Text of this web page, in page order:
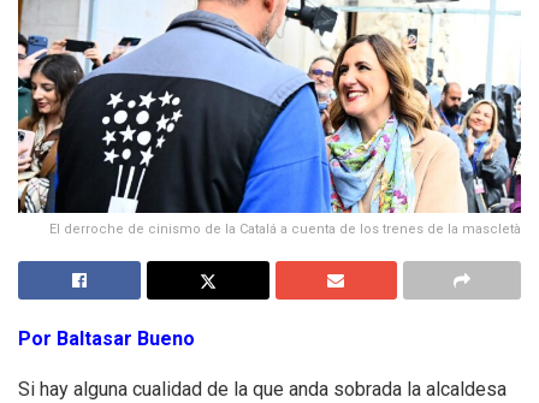
El derroche de cinismo de la Catalá a cuenta de los trenes de la mascletà
Por Baltasar Bueno
Si hay alguna cualidad de la que anda sobrada la alcaldesa